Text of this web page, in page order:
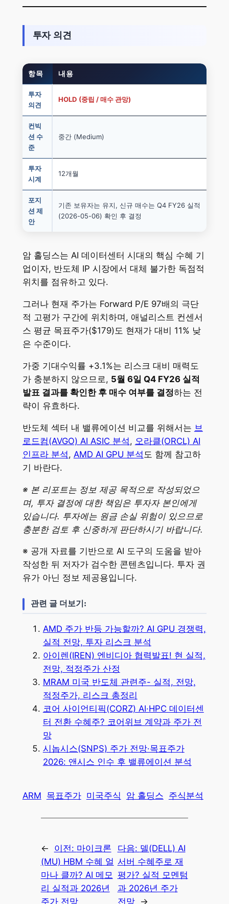
투자 의견
항목 내용
투자
의견
HOLD (중립 / 매수 관망)
컨빅
션 수
준
중간 (Medium)
투자
시계
12개월
포지
션 제
안
기존 보유자는 유지, 신규 매수는 Q4 FY26 실적
(2026-05-06) 확인 후 결정
암 홀딩스는 AI 데이터센터 시대의 핵심 수혜 기
업이자, 반도체 IP 시장에서 대체 불가한 독점적
위치를 점유하고 있다.
그러나 현재 주가는 Forward P/E 97배의 극단
적 고평가 구간에 위치하며, 애널리스트 컨센서
스 평균 목표주가($179)도 현재가 대비 11% 낮
은 수준이다.
가중 기대수익률 +3.1%는 리스크 대비 매력도
가 충분하지 않으므로, 5월 6일 Q4 FY26 실적
발표 결과를 확인한 후 매수 여부를 결정하는 전
략이 유효하다.
반도체 섹터 내 밸류에이션 비교를 위해서는 브
로드컴(AVGO) AI ASIC 분석, 오라클(ORCL) AI
인프라 분석, AMD AI GPU 분석 도 함께 참고하
기 바란다.
※ 본 리포트는 정보 제공 목적으로 작성되었으
며, 투자 결정에 대한 책임은 투자자 본인에게
있습니다. 투자에는 원금 손실 위험이 있으므로
충분한 검토 후 신중하게 판단하시기 바랍니다.
※ 공개 자료를 기반으로 AI 도구의 도움을 받아
작성한 뒤 저자가 검수한 콘텐츠입니다. 투자 권
유가 아닌 정보 제공용입니다.
관련 글 더보기:
AMD 주가 반등 가능할까? AI GPU 경쟁력,
실적 전망, 투자 리스크 분석
아이렌(IREN) 엔비디아 협력발표! 현 실적,
전망, 적정주가 산정
MRAM 미국 반도체 관련주- 실적, 전망,
적정주가, 리스크 총정리
코어 사이언티픽(CORZ) AI·HPC 데이터센
터 전환 수혜주? 코어위브 계약과 주가 전
망
시놉시스(SNPS) 주가 전망·목표주가
2026: 앤시스 인수 후 밸류에이션 분석
ARM 목표주가 미국주식 암 홀딩스 주식분석
← 이전: 마이크론
(MU) HBM 수혜 얼
마나 클까? AI 메모
리 실적과 2026년
주가 전망
다음: 델(DELL) AI
서버 수혜주로 재
평가? 실적 모멘텀
과 2026년 주가
전망
→